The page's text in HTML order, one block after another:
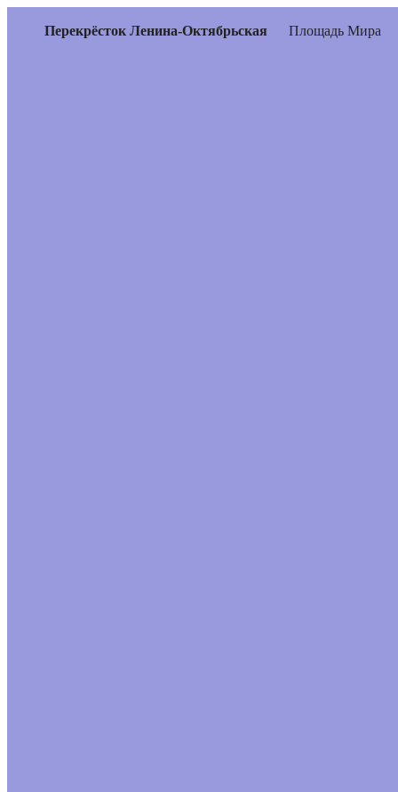
Перекрёсток Ленина-Октябрьская Площадь Мира